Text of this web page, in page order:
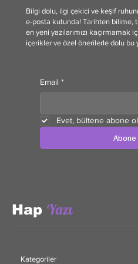
Email *
Evet, bültene abone
Abone
Bilgi dolu, ilgi çekici ve keşif
e-posta kutunda! Tarihten bilime,
en yeni yazılarımızı
içerikler ve özel önerilerle dolu bu
Hap Yazı
Kategoriler